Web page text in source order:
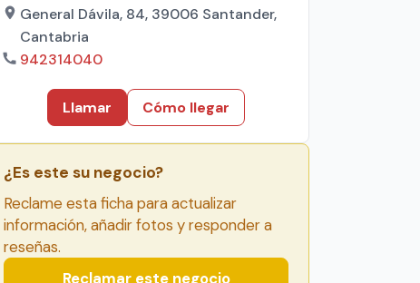
General Dávila, 84, 39006 Santander,
Cantabria
942314040
Llamar Cómo llegar
¿Es este su negocio?
Reclame esta ficha para actualizar
información, añadir fotos y responder a
reseñas.
Reclamar este negocio